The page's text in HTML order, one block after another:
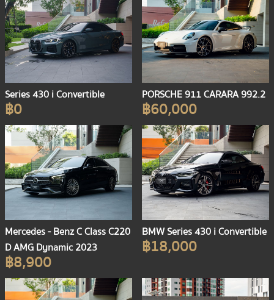
Series 430 i Convertible
฿0
PORSCHE 911 CARARA 992.2
฿60,000
Mercedes - Benz C Class C220
D AMG Dynamic 2023
฿8,900
BMW Series 430 i Convertible
฿18,000